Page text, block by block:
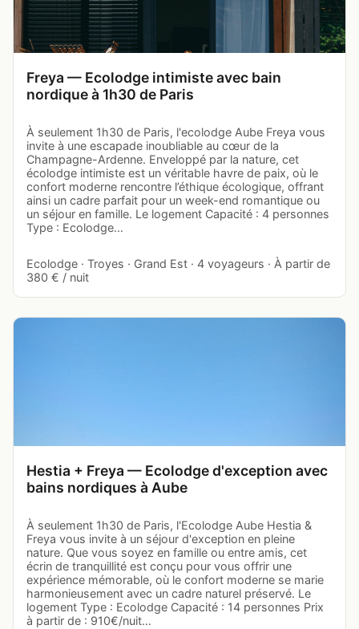
Freya — Ecolodge intimiste avec bain
nordique à 1h30 de Paris
À seulement 1h30 de Paris, l'ecolodge Aube Freya vous
invite à une escapade inoubliable au cœur de la
Champagne-Ardenne. Enveloppé par la nature, cet
écolodge intimiste est un véritable havre de paix, où le
confort moderne rencontre l’éthique écologique, offrant
ainsi un cadre parfait pour un week-end romantique ou
un séjour en famille. Le logement Capacité : 4 personnes
Type : Ecolodge…
Ecolodge · Troyes · Grand Est · 4 voyageurs · À partir de
380 € / nuit
Hestia + Freya — Ecolodge d'exception avec
bains nordiques à Aube
À seulement 1h30 de Paris, l'Ecolodge Aube Hestia &
Freya vous invite à un séjour d'exception en pleine
nature. Que vous soyez en famille ou entre amis, cet
écrin de tranquillité est conçu pour vous offrir une
expérience mémorable, où le confort moderne se marie
harmonieusement avec un cadre naturel préservé. Le
logement Type : Ecolodge Capacité : 14 personnes Prix
à partir de : 910€/nuit…